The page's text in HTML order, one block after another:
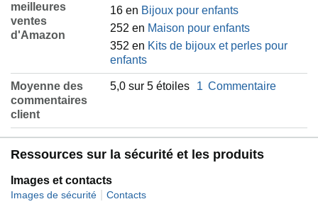
meilleures
ventes
d'Amazon
16 en Bijoux pour enfants
252 en Maison pour enfants
352 en Kits de bijoux et perles pour
enfants
Moyenne des
commentaires
client
5,0 sur 5 étoiles 1 Commentaire
Ressources sur la sécurité et les produits
Images et contacts
Images de sécurité Contacts